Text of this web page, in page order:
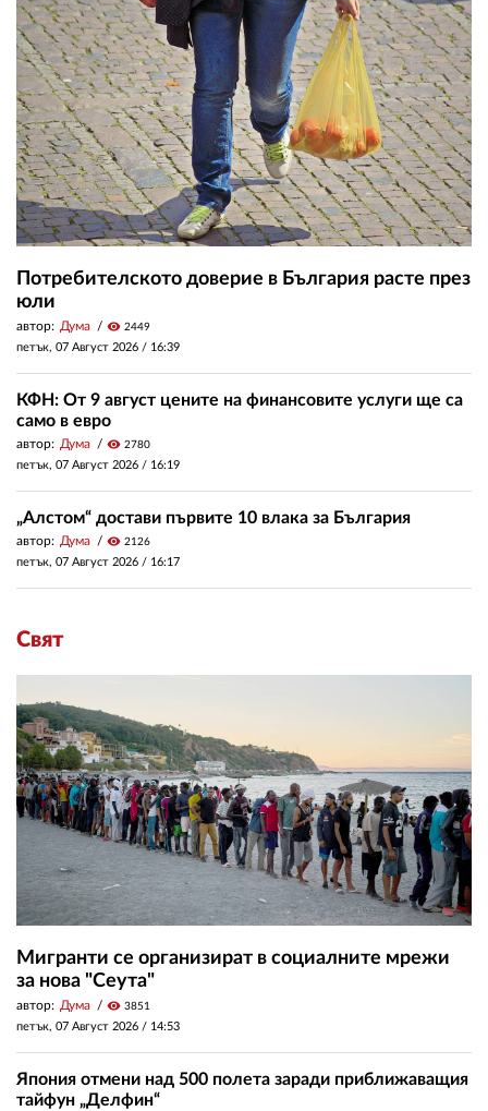
Потребителското доверие в България расте през
юли
автор: Дума visibility 2449
петък, 07 Август 2026 / 16:39
КФН: От 9 август цените на финансовите услуги ще са
само в евро
автор: Дума visibility 2780
петък, 07 Август 2026 / 16:19
„Алстом“ достави първите 10 влака за България
автор: Дума visibility 2126
петък, 07 Август 2026 / 16:17
Свят
Мигранти се организират в социалните мрежи
за нова "Сеута"
автор: Дума visibility 3851
петък, 07 Август 2026 / 14:53
Япония отмени над 500 полета заради приближаващия
тайфун „Делфин“